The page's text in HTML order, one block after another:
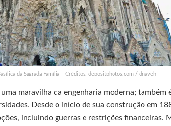
da Sagrada Família – Créditos: depositphotos.com / dnaveh
uma maravilha da engenharia moderna; também
Desde o início de sua construção em
incluindo guerras e restrições financeiras.